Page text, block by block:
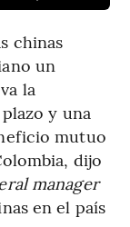
chinas
un
la
y una
mutuo
dijo
manager
en el país